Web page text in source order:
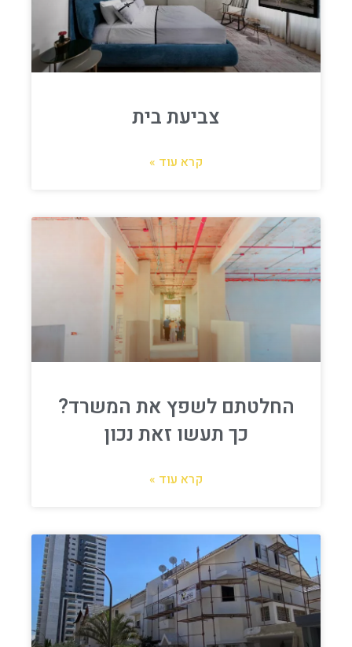
צביעת בית
קרא עוד »
החלטתם לשפץ את המשרד?
כך תעשו זאת נכון
קרא עוד »